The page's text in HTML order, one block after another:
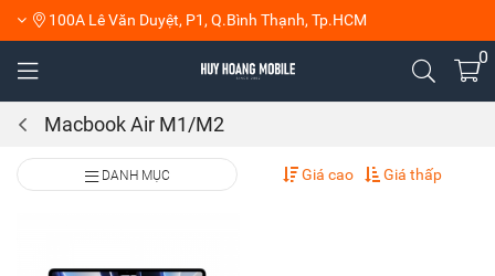
100A Lê Văn Duyệt, P1, Q.Bình Thạnh, Tp.HCM
0
Macbook Air M1/M2
DANH MỤC Giá cao Giá thấp